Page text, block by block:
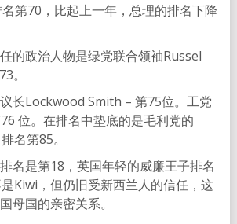
第70，比起上一年，总理的排名下降
的政治人物是绿党联合领袖Russel
。
长Lockwood Smith – 第75位。工党
位。在排名中垫底的是毛利党的
名第85。
名是第18，英国年轻的威廉王子排名
Kiwi，但仍旧受新西兰人的信任，这
母国的亲密关系。